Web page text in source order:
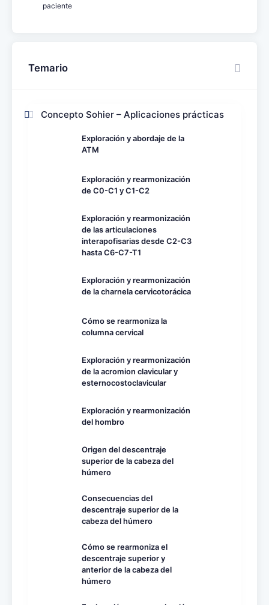
paciente
Temario
Concepto Sohier – Aplicaciones prácticas
Exploración y abordaje de la
ATM
Exploración y rearmonización
de C0-C1 y C1-C2
Exploración y rearmonización
de las articulaciones
interapofisarias desde C2-C3
hasta C6-C7-T1
Exploración y rearmonización
de la charnela cervicotorácica
Cómo se rearmoniza la
columna cervical
Exploración y rearmonización
de la acromion clavicular y
esternocostoclavicular
Exploración y rearmonización
del hombro
Origen del descentraje
superior de la cabeza del
húmero
Consecuencias del
descentraje superior de la
cabeza del húmero
Cómo se rearmoniza el
descentraje superior y
anterior de la cabeza del
húmero